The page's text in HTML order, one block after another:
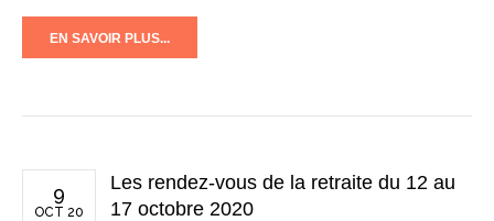
EN SAVOIR PLUS...
9
OCT 20
Les rendez-vous de la retraite du 12 au
17 octobre 2020